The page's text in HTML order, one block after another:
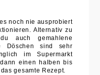
noch nie ausprobiert
Alternativ zu
auch gemahlene
Döschen sind sehr
im Supermarkt
einen halben bis
gesamte Rezept.